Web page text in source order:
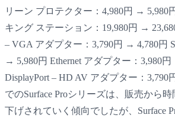
リーン プロテクター：4,980円 → 5,980
キング ステーション：19,980円 →
– VGA アダプター：3,790円 → 4,780円
→ 5,980円 Ethernet アダプター：3,980
DisplayPort – HD AV アダプター：3,790
でのSurface Proシリーズは、販売から
下げされていく傾向でしたが、Surface